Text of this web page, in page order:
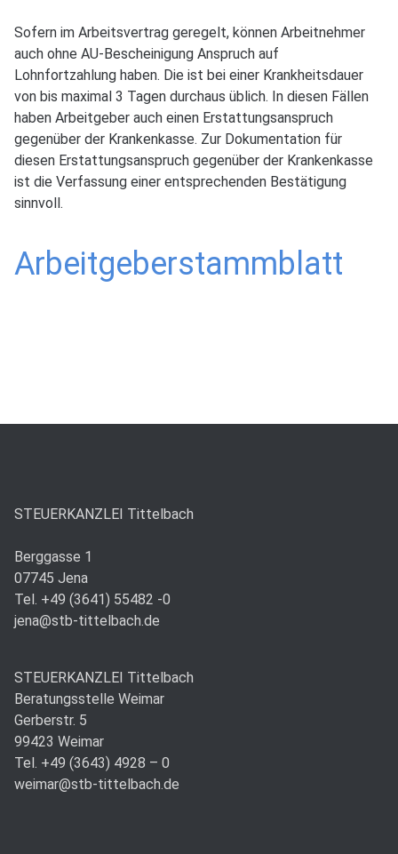
Sofern im Arbeitsvertrag geregelt, können Arbeitnehmer
auch ohne AU-Bescheinigung Anspruch auf
Lohnfortzahlung haben. Die ist bei einer Krankheitsdauer
von bis maximal 3 Tagen durchaus üblich. In diesen Fällen
haben Arbeitgeber auch einen Erstattungsanspruch
gegenüber der Krankenkasse. Zur Dokumentation für
diesen Erstattungsanspruch gegenüber der Krankenkasse
ist die Verfassung einer entsprechenden Bestätigung
sinnvoll.
Arbeitgeberstammblatt
STEUERKANZLEI Tittelbach
Berggasse 1
07745 Jena
Tel. +49 (3641) 55482 -0
jena@stb-tittelbach.de
STEUERKANZLEI Tittelbach
Beratungsstelle Weimar
Gerberstr. 5
99423 Weimar
Tel. +49 (3643) 4928 – 0
weimar@stb-tittelbach.de